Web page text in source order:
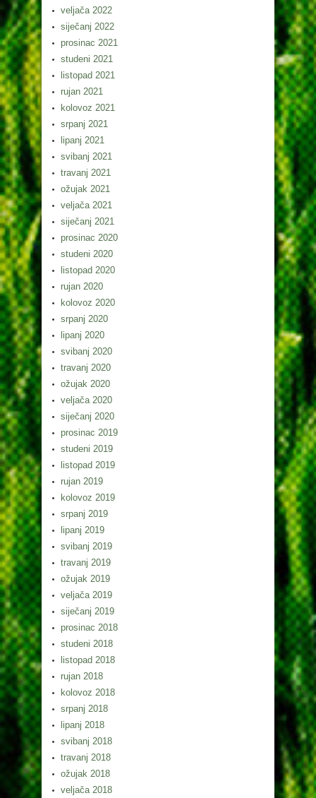
veljača 2022
siječanj 2022
prosinac 2021
studeni 2021
listopad 2021
rujan 2021
kolovoz 2021
srpanj 2021
lipanj 2021
svibanj 2021
travanj 2021
ožujak 2021
veljača 2021
siječanj 2021
prosinac 2020
studeni 2020
listopad 2020
rujan 2020
kolovoz 2020
srpanj 2020
lipanj 2020
svibanj 2020
travanj 2020
ožujak 2020
veljača 2020
siječanj 2020
prosinac 2019
studeni 2019
listopad 2019
rujan 2019
kolovoz 2019
srpanj 2019
lipanj 2019
svibanj 2019
travanj 2019
ožujak 2019
veljača 2019
siječanj 2019
prosinac 2018
studeni 2018
listopad 2018
rujan 2018
kolovoz 2018
srpanj 2018
lipanj 2018
svibanj 2018
travanj 2018
ožujak 2018
veljača 2018